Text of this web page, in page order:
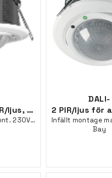
2 Kontroller PIR/ljus, 150mA
230VAC, L-
DALI-
Infällt montage
Bay